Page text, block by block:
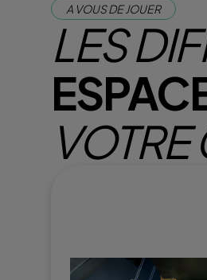
A VOUS DE JOUER
LES